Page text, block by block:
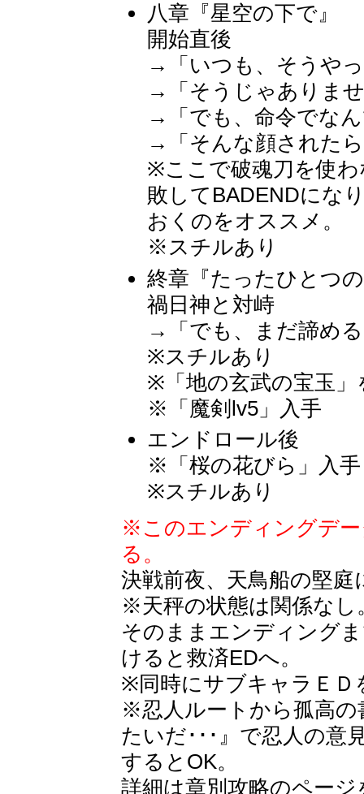
八章『星空の下で』
開始直後
→「いつも、そうや
→「そうじゃありま
→「でも、命令でな
→「そんな顔された
※ここで破魂刀を使
敗してBADENDにな
おくのをオススメ。
※スチルあり
終章『たったひとつ
禍日神と対峙
→「でも、まだ諦め
※スチルあり
※「地の玄武の宝玉」
※「魔剣lv5」入手
エンドロール後
※「桜の花びら」入手
※スチルあり
※このエンディングデ
る。
決戦前夜、天鳥船の堅
※天秤の状態は関係なし
そのままエンディング
けると救済EDへ。
※同時にサブキャラＥＤ
※忍人ルートから孤高の
たいだ･･･』で忍人の意
するとOK。
詳細は章別攻略のペー